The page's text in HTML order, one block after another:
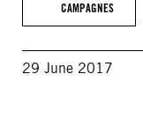
CAMPAGNES
29 June 2017